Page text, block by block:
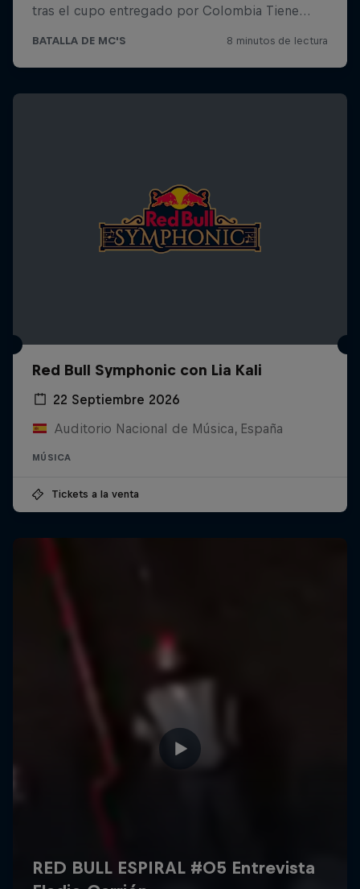
Red Bull Symphonic con Lia Kali
22 Septiembre 2026
Auditorio Nacional de Música, España
MÚSICA
Tickets a la venta